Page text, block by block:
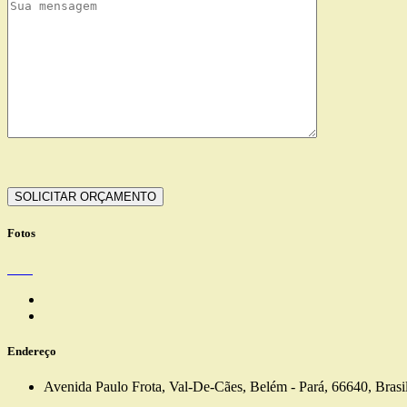
Fotos
Endereço
Avenida Paulo Frota, Val-De-Cães, Belém - Pará, 66640,